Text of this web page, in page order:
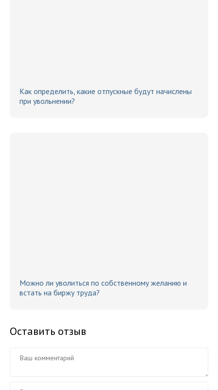
Как определить, какие отпускные будут начислены
при увольнении?
Можно ли уволиться по собственному желанию и
встать на биржу труда?
Оставить отзыв